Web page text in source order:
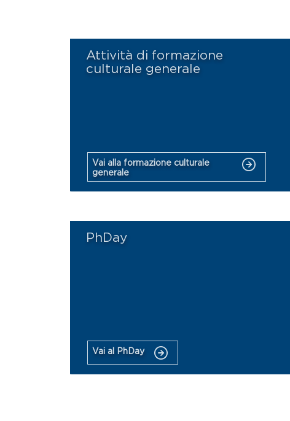
Attività di formazione
culturale generale
Vai alla formazione culturale
generale
PhDay
Vai al PhDay